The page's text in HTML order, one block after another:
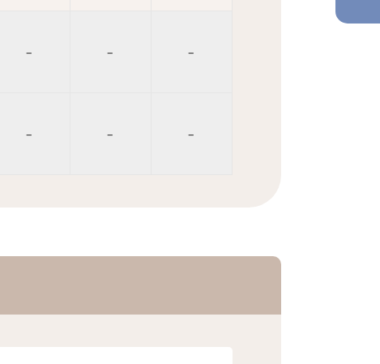
– – –
– – –